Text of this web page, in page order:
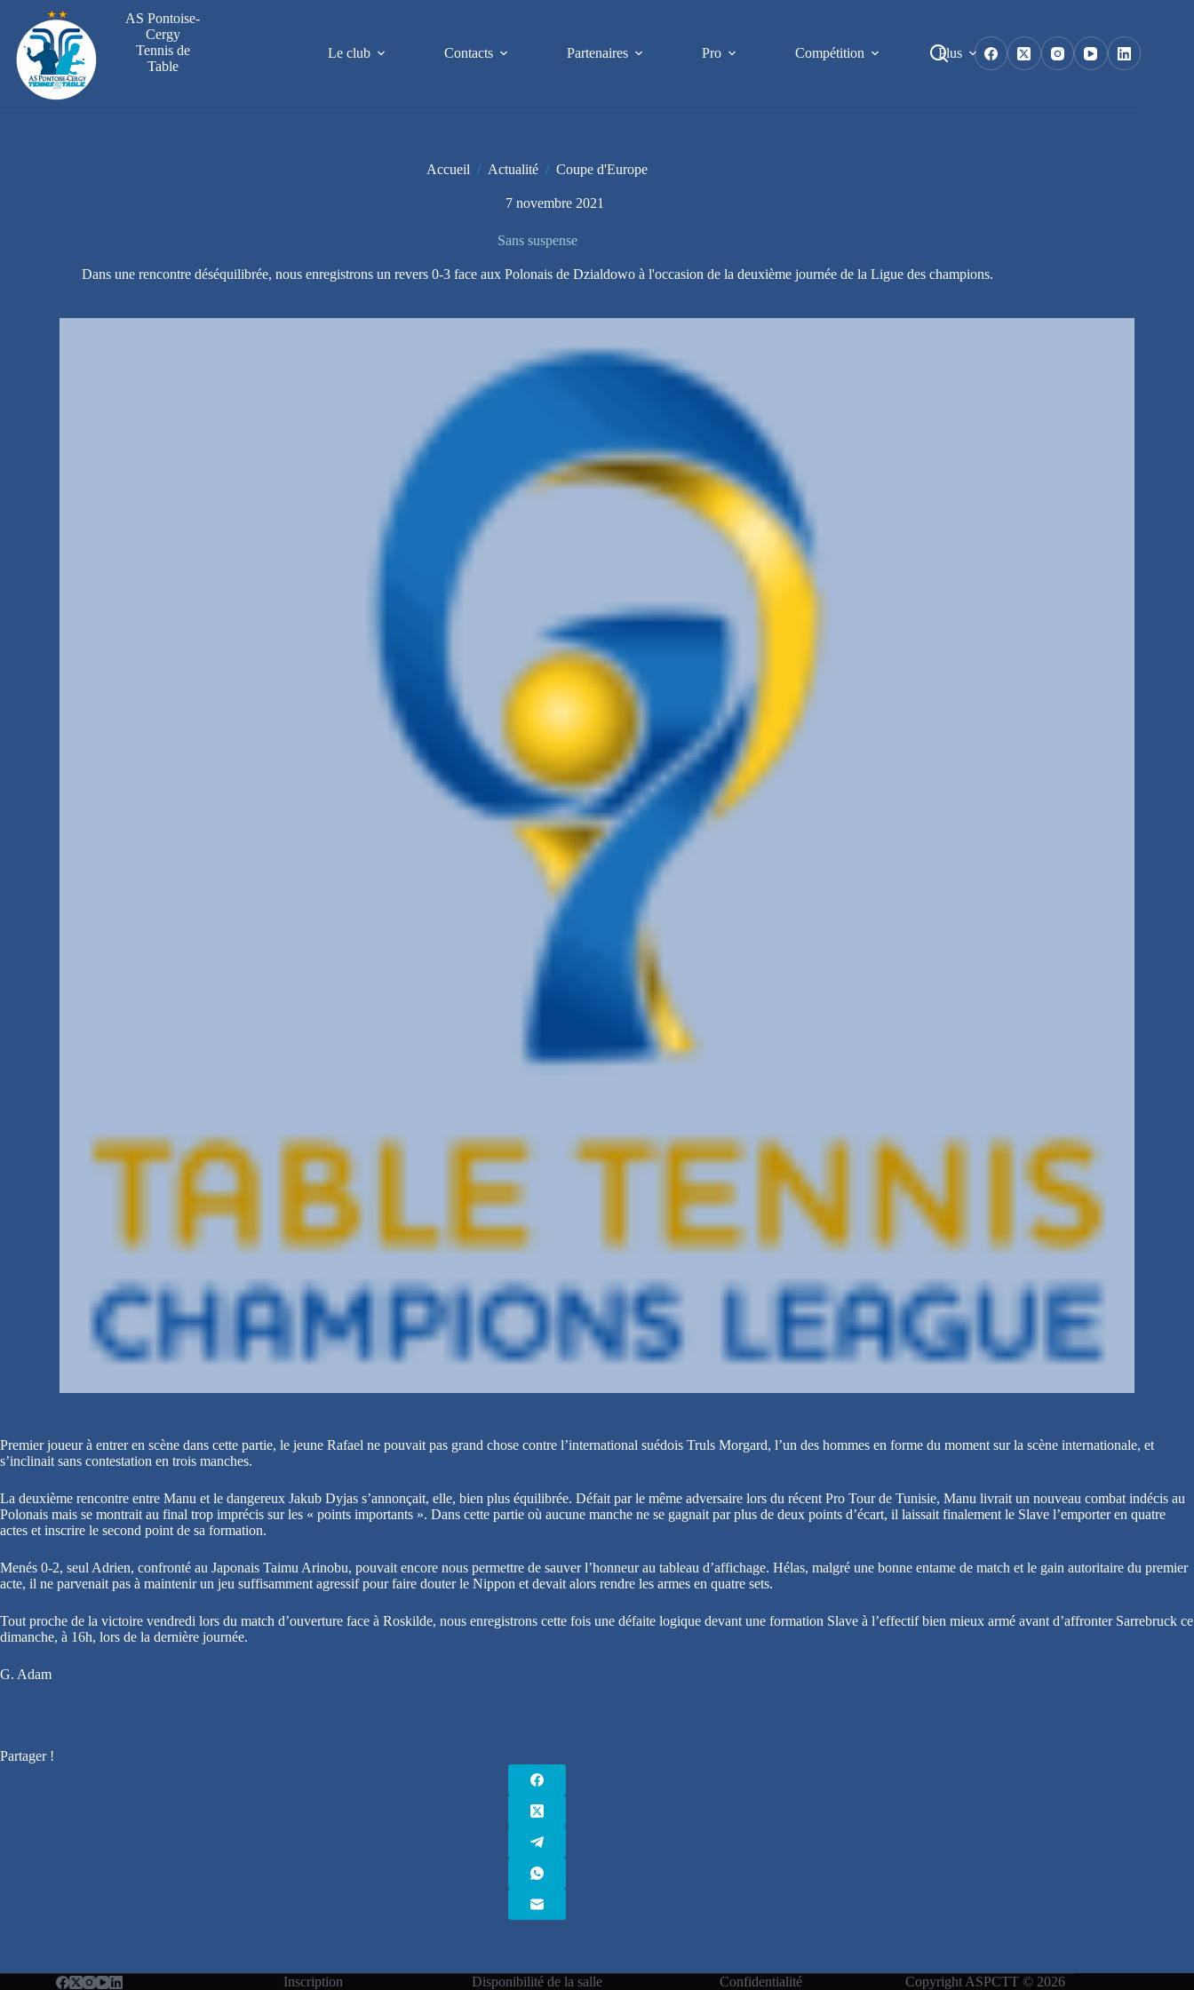
contenu
AS Pontoise-
Cergy
Tennis de
Table
Le club Contacts Partenaires Pro Compétition Plus
Accueil / Actualité / Coupe d'Europe
7 novembre 2021
Sans suspense
Dans une rencontre déséquilibrée, nous enregistrons un revers 0-3 face aux Polonais de Dzialdowo à l'occasion de la deuxième journée de la Ligue des champions.
Premier joueur à entrer en scène dans cette partie, le jeune Rafael ne pouvait pas grand chose contre l’international suédois Truls Morgard, l’un des hommes en forme du moment sur la scène internationale, et
s’inclinait sans contestation en trois manches.
La deuxième rencontre entre Manu et le dangereux Jakub Dyjas s’annonçait, elle, bien plus équilibrée. Défait par le même adversaire lors du récent Pro Tour de Tunisie, Manu livrait un nouveau combat indécis au
Polonais mais se montrait au final trop imprécis sur les « points importants ». Dans cette partie où aucune manche ne se gagnait par plus de deux points d’écart, il laissait finalement le Slave l’emporter en quatre
actes et inscrire le second point de sa formation.
Menés 0-2, seul Adrien, confronté au Japonais Taimu Arinobu, pouvait encore nous permettre de sauver l’honneur au tableau d’affichage. Hélas, malgré une bonne entame de match et le gain autoritaire du premier
acte, il ne parvenait pas à maintenir un jeu suffisamment agressif pour faire douter le Nippon et devait alors rendre les armes en quatre sets.
Tout proche de la victoire vendredi lors du match d’ouverture face à Roskilde, nous enregistrons cette fois une défaite logique devant une formation Slave à l’effectif bien mieux armé avant d’affronter Sarrebruck ce
dimanche, à 16h, lors de la dernière journée.
G. Adam
Partager !
Inscription Disponibilité de la salle Confidentialité Copyright ASPCTT © 2026